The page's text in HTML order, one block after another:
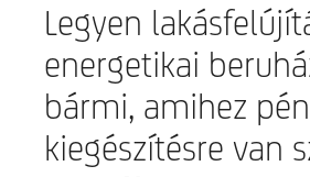
Legyen
energetikai
bármi, amihez
kiegészítésre van